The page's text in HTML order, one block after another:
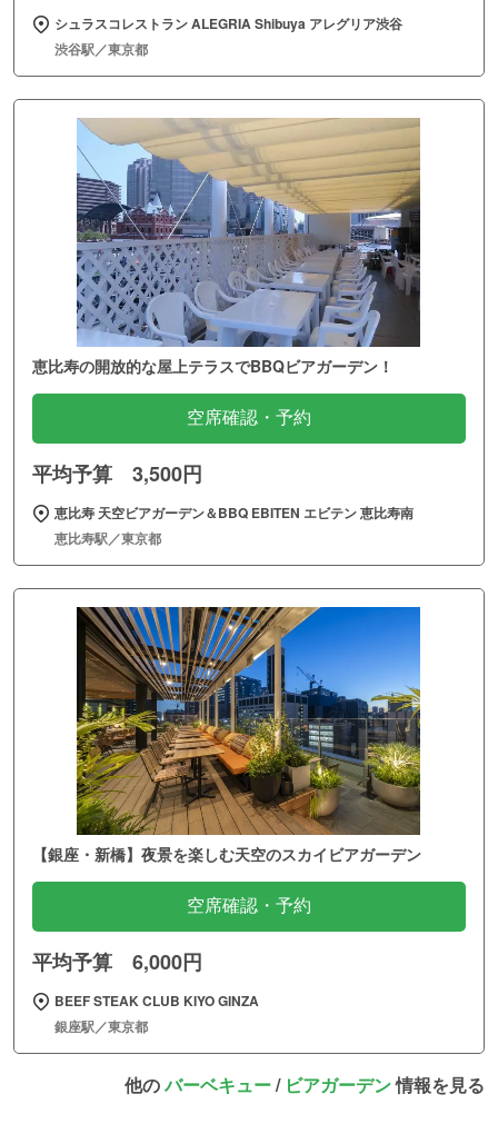
シュラスコレストラン ALEGRIA Shibuya アレグリア渋谷
渋谷駅／東京都
恵比寿の開放的な屋上テラスでBBQビアガーデン！
空席確認・予約
平均予算 3,500円
恵比寿 天空ビアガーデン＆BBQ EBITEN エビテン 恵比寿南
恵比寿駅／東京都
【銀座・新橋】夜景を楽しむ天空のスカイビアガーデン
空席確認・予約
平均予算 6,000円
BEEF STEAK CLUB KIYO GINZA
銀座駅／東京都
他のバーベキュー/ ビアガーデン情報を見る